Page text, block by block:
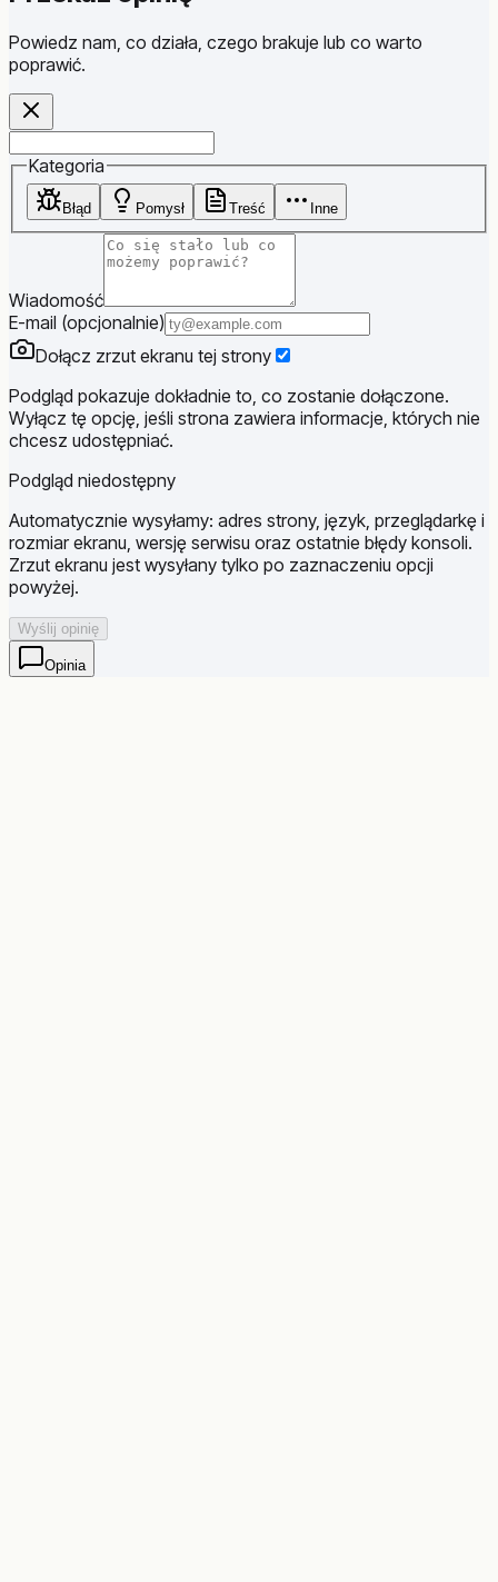
Powiedz nam, co działa, czego brakuje lub co warto
poprawić.
Kategoria
Błąd Pomysł Treść Inne
Wiadomość
E-mail (opcjonalnie)
Dołącz zrzut ekranu tej strony
Podgląd pokazuje dokładnie to, co zostanie dołączone.
Wyłącz tę opcję, jeśli strona zawiera informacje, których nie
chcesz udostępniać.
Podgląd niedostępny
Automatycznie wysyłamy: adres strony, język, przeglądarkę i
rozmiar ekranu, wersję serwisu oraz ostatnie błędy konsoli.
Zrzut ekranu jest wysyłany tylko po zaznaczeniu opcji
powyżej.
Wyślij opinię
Opinia